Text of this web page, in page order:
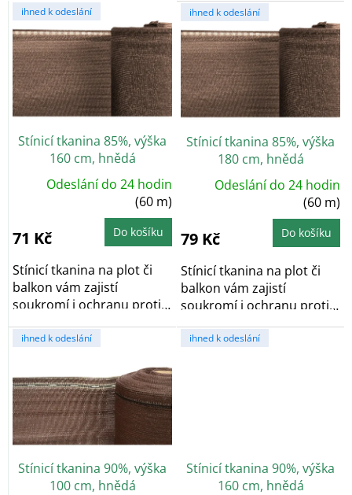
V
ý
p
s
p
r
ihned k odeslání
Stínicí tkanina 85%, výška
160 cm, hnědá
Odeslání do 24 hodin
(60 m)
71 Kč Do košíku
Stínicí tkanina na plot či
balkon vám zajistí
soukromí i ochranu proti
ihned k odeslání
Stínicí tkanina 85%, výška
180 cm, hnědá
Odeslání do 24 hodin
(60 m)
79 Kč Do košíku
Stínicí tkanina na plot či
balkon vám zajistí
soukromí i ochranu proti
větru či prachu....
ihned k odeslání
Stínicí tkanina 90%, výška
100 cm, hnědá
ihned k odeslání
Stínicí tkanina 90%, výška
160 cm, hnědá